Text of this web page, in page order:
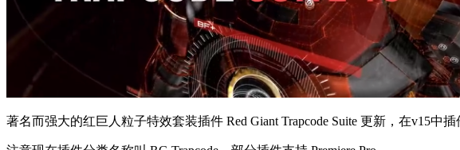
著名而强大的红巨人粒子特效套装插件 Red Giant Trapcode Suite 更新，在v15中